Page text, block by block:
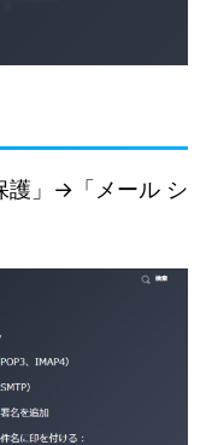
護」→「メール シ